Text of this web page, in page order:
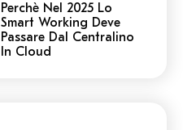
Perchè Nel 2025 Lo
Smart Working Deve
Passare Dal Centralino
In Cloud